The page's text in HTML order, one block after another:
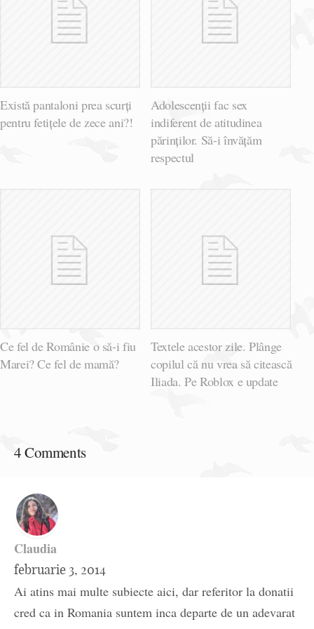
Există pantaloni prea scurți
pentru fetițele de zece ani?!
Adolescenții fac sex
indiferent de atitudinea
părinților. Să-i învățăm
respectul
Ce fel de Românie o să-i fiu
Marei? Ce fel de mamă?
Textele acestor zile. Plânge
copilul că nu vrea să citească
Iliada. Pe Roblox e update
4 Comments
Claudia
februarie 3, 2014
Ai atins mai multe subiecte aici, dar referitor la donatii
cred ca in Romania suntem inca departe de un adevarat